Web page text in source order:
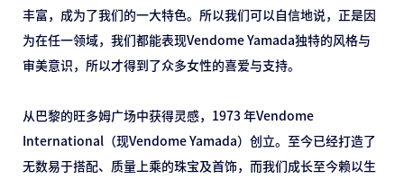
丰富，成为了我们的⼀⼤特⾊。所以我们可以⾃信地说，正是因
为在任⼀领域，我们都能表现Vendome Yamada独特的风格与
审美意识，所以才得到了众多⼥性的喜爱与⽀持。
从巴黎的旺多姆⼴场中获得灵感，1973 年Vendome
International（现Vendome Yamada）创⽴。⾄今已经打造了
⽆数易于搭配、质量上乘的珠宝及⾸饰，⽽我们成长⾄今赖以⽣